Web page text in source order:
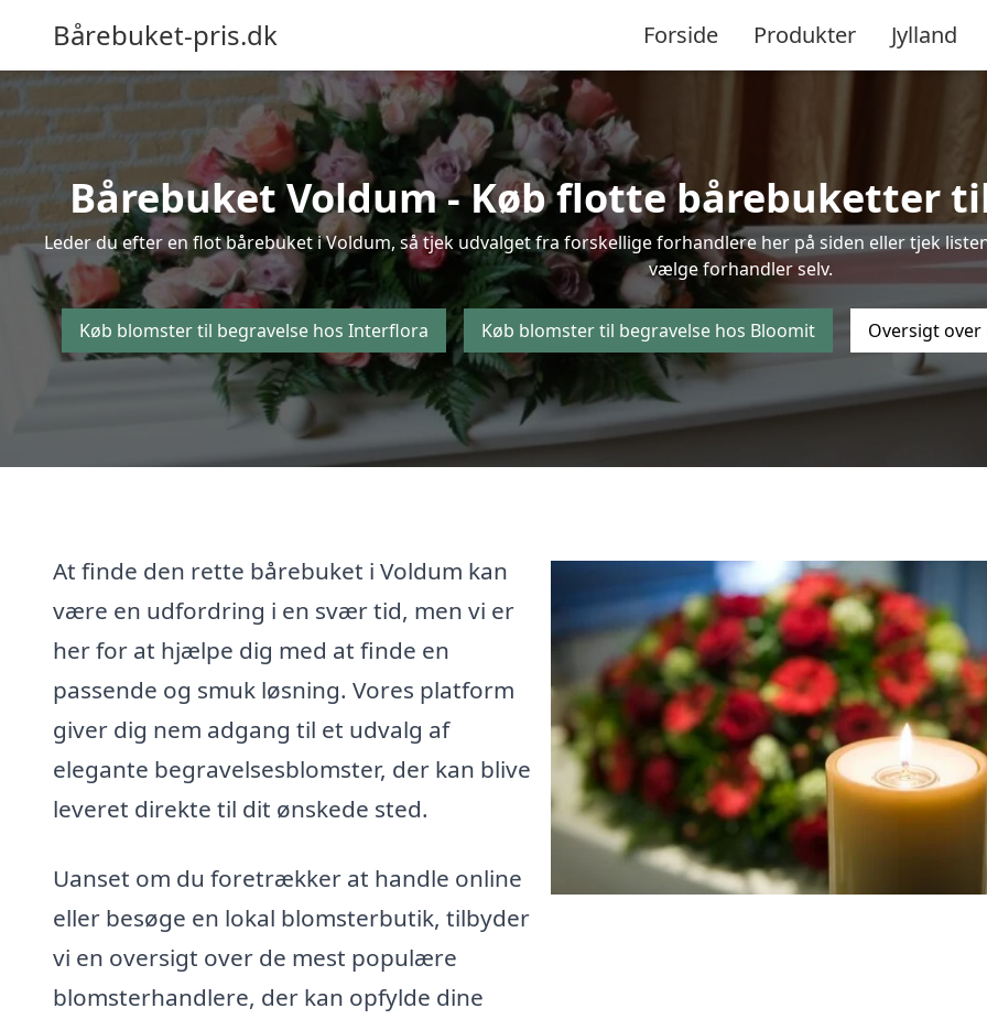
Bårebuket-pris.dk Forside Produkter Jylland
Bårebuket Voldum - Køb flotte bårebuketter
Leder du efter en flot bårebuket i Voldum, så tjek udvalget fra forskellige forhandlere her på siden eller tjek
vælge forhandler selv.
Køb blomster til begravelse hos Interflora Køb blomster til begravelse hos Bloomit Oversigt
At finde den rette bårebuket i Voldum kan
være en udfordring i en svær tid, men vi er
her for at hjælpe dig med at finde en
passende og smuk løsning. Vores platform
giver dig nem adgang til et udvalg af
elegante begravelsesblomster, der kan blive
leveret direkte til dit ønskede sted.
Uanset om du foretrækker at handle online
eller besøge en lokal blomsterbutik, tilbyder
vi en oversigt over de mest populære
blomsterhandlere, der kan opfylde dine